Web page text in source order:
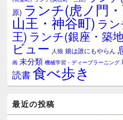
原) ランチ(虎ノ門
山王・神谷町) ラ
王) ランチ(銀座・築
ビュー 人狼 娘は誰にもやらん
画 未分類 機械学習・ディープラーニング
読書食べ歩き
最近の投稿